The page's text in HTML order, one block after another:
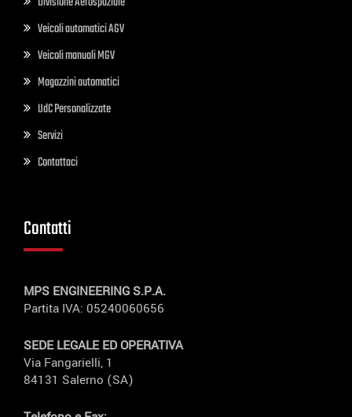
Veicoli automatici AGV
Veicoli manuali MGV
Magazzini automatici
UdC Personalizzate
Servizi
Contattaci
Contatti
MPS ENGINEERING S.P.A.
Partita IVA: 05240060656
SEDE LEGALE ED OPERATIVA
Via Fangarielli, 1
84131 Salerno (SA)